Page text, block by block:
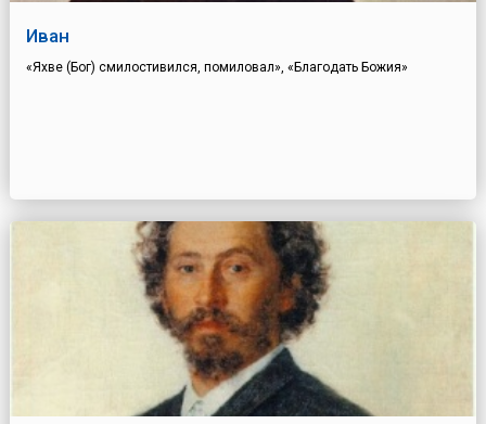
Иван
«Яхве (Бог) смилостивился, помиловал», «Благодать Божия»